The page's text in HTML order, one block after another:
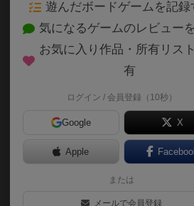
ぱんマン
panman
15～30分
顔を飛ばしてキンマンを倒せ！愛と勇気と
悪者であるキンマンを倒すべく、12個のパ
はボディとくっつくと「ぱんマン」になり
えられる！ キンマンにトドメを刺した人が得
ヤブロン（Yaburon）
遊んだボードゲームを記録
気になるゲームのレビュー
お気に入り作品・所有リス
有
ログイン / 会員登録（10秒）
Google X
Apple
または
メールで会員登録